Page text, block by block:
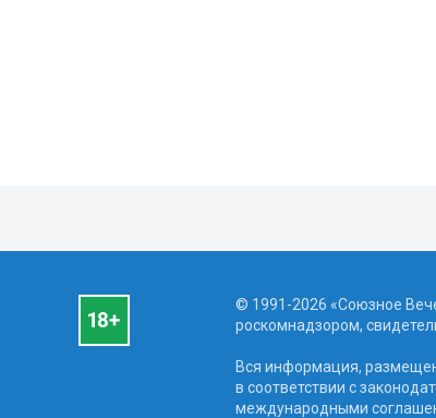
© 1991-2026 «Союзное
роскомнадзором,
Вся информация,
в соответствии с
международными